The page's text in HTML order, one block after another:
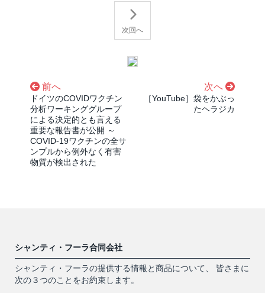
次回へ
前へ
ドイツのCOVIDワクチン
分析ワーキンググループ
による決定的とも言える
重要な報告書が公開 ～
COVID-19ワクチンの全サ
ンプルから例外なく有害
物質が検出された
次へ
［YouTube］袋をかぶっ
たヘラジカ
シャンティ・フーラ合同会社
シャンティ・フーラの提供する情報と商品について、 皆さまに
次の３つのことをお約束します。